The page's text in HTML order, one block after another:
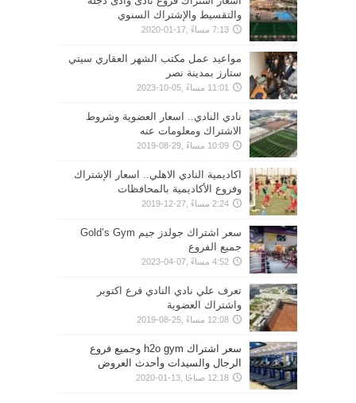
والتقسيط والإشتراك السنوي
7:13 مساءً ,17-01-2020
مواعيد عمل مكتب الشهر العقاري سيتي
ستارز بمدينة نصر
11:01 مساءً ,05-10-2023
نادي النادي.. اسعار العضوية وشروط
الاشتراك ومعلومات عنه
10:09 مساءً ,29-08-2019
اكاديمية النادي الاهلي.. اسعار الإشتراك
وفروع الأكاديمية بالمحافظات
2:24 مساءً ,27-12-2019
سعر اشتراك جولدز جيم Gold’s Gym
جميع الفروع
4:52 مساءً ,07-04-2023
تعرف علي نادي النادي فرع اكتوبر
واشتراك العضوية
12:08 مساءً ,25-08-2019
سعر اشتراك h2o gym وجميع فروع
الرجال والسيدات وأحدث العروض
12:18 صباحًا ,13-01-2020